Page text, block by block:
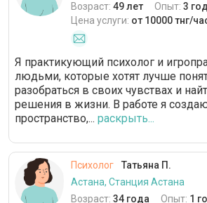
Возраст: 49 лет Опыт: 3
Цена услуги: от 10000 тнг/
Я практикующий психолог и
людьми, которые хотят лучше
разобраться в своих чувствах и
решения в жизни. В работе я
пространство,... раскрыть...
Психолог
Татьяна П.
Астана, Станция Астана
Возраст: 34 года Опыт: 1